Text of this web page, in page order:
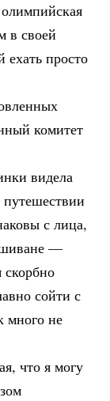
в своей
ехать просто
комитет
видела
с лица,
—
скорбно
сойти с
много не
что я могу